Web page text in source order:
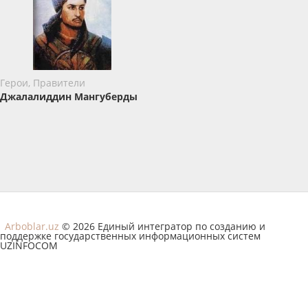
Герои, Правители
Джалалиддин Мангуберды
Arboblar.uz © 2026 Единый интегратор по созданию и
поддержке государственных информационных систем
UZINFOCOM